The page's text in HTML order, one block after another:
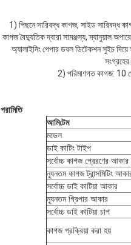
1) পিছনে সারিবদ্ধ কাগজ, সাইড সারিবদ্ধ
কাগজ বৈদ্যুতিক দ্বারা সামঞ্জস্য, ম্যানুয়াল
অ্যালাইনিং পেপার ডবল ডিটেকশন সুইচ
সংগ্রহের
2) পরিমাণগত কাগজ: 10
পরামিতি
আমিটেম
মডেল
ডাই কাটিং টাইপ
সর্বোচ্চ কাগজ প্রেরণের আকার
ন্যূনতম কাগজ ট্রান্সমিটিং
সর্বোচ্চ ডাই কাটিয়া আকার
ন্যূনতম গ্রিপার আকার
সর্বোচ্চ ডাই কাটিয়া চাপ
কাগজ প্রক্রিয়া করা হয়